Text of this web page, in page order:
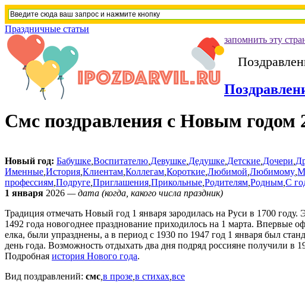
Праздничные статьи
запомнить эту
Смс поздравления с Новым годом
Новый год: Бабушке Воспитателю Девушке Дедушке Детские Дочери
Именные История Клиентам Коллегам Короткие Любимой Любимому
профессиям Подруге Приглашения Прикольные Родителям Родным С
1 января 2026 — дата (когда, какого числа праздник)
Традиция отмечать Новый год 1 января зародилась на Руси в 1700
1492 года новогоднее празднование приходилось на 1 марта. Впервые
елка, были упразднены, а в период с 1930 по 1947 год 1 января был
день года. Возможность отдыхать два дня подряд россияне получили в
Подробная история Нового года.
Вид поздравлений: смс в прозе в стихах все